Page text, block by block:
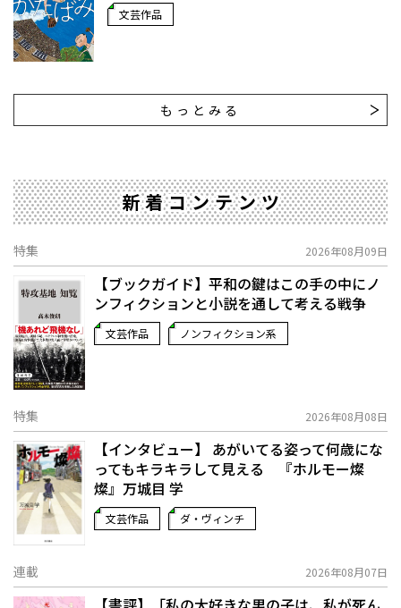
文芸作品
もっとみる
新着コンテンツ
特集 2026年08月09日
【ブックガイド】平和の鍵はこの手の中に――ノ
ンフィクションと小説を通して考える戦争
文芸作品 ノンフィクション系
特集 2026年08月08日
【インタビュー】 あがいてる姿って何歳にな
ってもキラキラして見える 『ホルモー燦
燦』万城目 学
文芸作品 ダ・ヴィンチ
連載 2026年08月07日